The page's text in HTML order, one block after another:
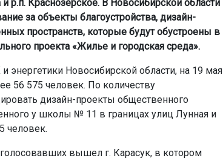
р.п. Краснозерское. В Новосибирской области
за объекты благоустройства, дизайн-
пространств, которые будут обустроены в
проекта «Жилье и городская среда».
Новосибирской области, на 19 мая
56 575 человек. По количеству
дизайн-проекты общественного
у школы № 11 в границах улиц Лунная и
человек.
вышел г. Карасук, в котором